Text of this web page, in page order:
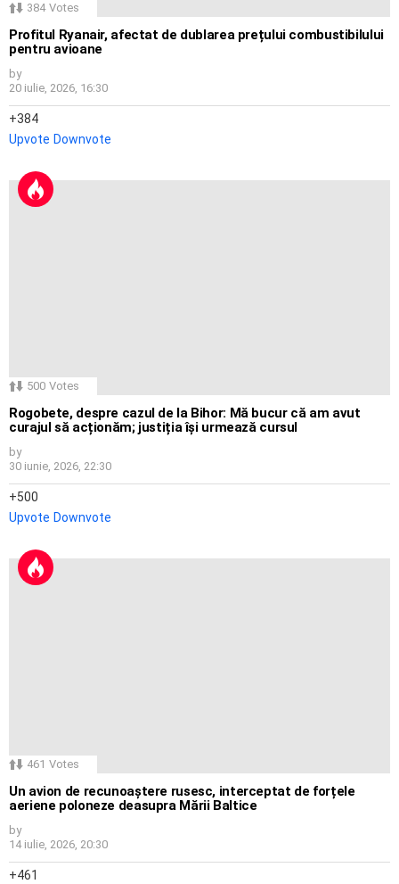
384 Votes
Profitul Ryanair, afectat de dublarea prețului combustibilului
pentru avioane
by
20 iulie, 2026, 16:30
384
Upvote Downvote
500 Votes
Rogobete, despre cazul de la Bihor: Mă bucur că am avut
curajul să acționăm; justiția își urmează cursul
by
30 iunie, 2026, 22:30
500
Upvote Downvote
461 Votes
Un avion de recunoaștere rusesc, interceptat de forțele
aeriene poloneze deasupra Mării Baltice
by
14 iulie, 2026, 20:30
461